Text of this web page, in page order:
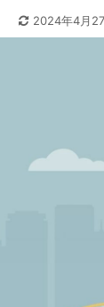
2024年4月